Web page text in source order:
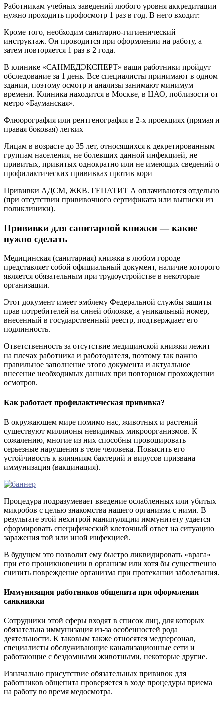
Работникам учебных заведений любого уровня аккредитации
нужно проходить профосмотр 1 раз в год. В него входит:
Кроме того, необходим санитарно-гигиенический
инструктаж. Он проводится при оформлении на работу, а
затем повторяется 1 раз в 2 года.
В клинике «САНМЕДЭКСПЕРТ» ваши работники пройдут
обследование за 1 день. Все специалисты принимают в одном
здании, поэтому осмотр и анализы занимают минимум
времени. Клиника находится в Москве, в ЦАО, поблизости от
метро «Бауманская».
Флюорография или рентгенография в 2-х проекциях (прямая и
правая боковая) легких
Лицам в возрасте до 35 лет, относящихся к декретированным
группам населения, не болевших данной инфекцией, не
привитых, привитых однократно или не имеющих сведений о
профилактических прививках против кори
Прививки АДСМ, ЖКВ. ГЕПАТИТ А оплачиваются отдельно
(при отсутствии прививочного сертификата или выписки из
поликлиники).
Прививки для санитарной книжки — какие
нужно сделать
Медицинская (санитарная) книжка в любом городе
представляет собой официальный документ, наличие которого
является обязательным при трудоустройстве в некоторые
организации.
Этот документ имеет эмблему Федеральной службы защиты
прав потребителей на синей обложке, а уникальный номер,
внесенный в государственный реестр, подтверждает его
подлинность.
Ответственность за отсутствие медицинской книжки лежит
на плечах работника и работодателя, поэтому так важно
правильное заполнение этого документа и актуальное
внесение необходимых данных при повторном прохождении
осмотров.
Как работает профилактическая прививка?
В окружающем мире помимо нас, животных и растений
существуют миллионы невидимых микроорганизмов. К
сожалению, многие из них способны провоцировать
серьезные нарушения в теле человека. Повысить его
устойчивость к влияниям бактерий и вирусов призвана
иммунизация (вакцинация).
Процедура подразумевает введение ослабленных или убитых
микробов с целью знакомства нашего организма с ними. В
результате этой нехитрой манипуляции иммунитету удается
сформировать специфический клеточный ответ на ситуацию
заражения той или иной инфекцией.
В будущем это позволит ему быстро ликвидировать «врага»
при его проникновении в организм или хотя бы существенно
снизить повреждение организма при протекании заболевания.
Иммунизация работников общепита при оформлении
санкнижки
Сотрудники этой сферы входят в список лиц, для которых
обязательна иммунизация из-за особенностей рода
деятельности. К таковым также относятся медперсонал,
специалисты обслуживающие канализационные сети и
работающие с бездомными животными, некоторые другие.
Изначально присутствие обязательных прививок для
работников общепита проверяется в ходе процедуры приема
на работу во время медосмотра.